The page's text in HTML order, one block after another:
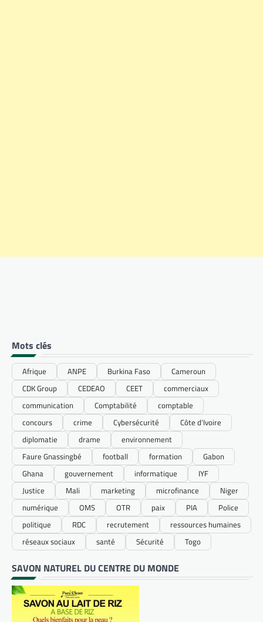
Mots clés
Afrique ANPE Burkina Faso
Cameroun
CDK Group
CEDEAO CEET
commerciaux
communication
Comptabilité
comptable
concours
crime Cybersécurité
Côte d’Ivoire
diplomatie
drame
environnement
Faure Gnassingbé
football formation
Gabon
Ghana
gouvernement informatique
IYF
Justice
Mali marketing microfinance
Niger
numérique
OMS OTR paix PIA
Police
politique
RDC recrutement
ressources humaines
réseaux sociaux
santé Sécurité Togo
SAVON NATUREL DU CENTRE DU MONDE